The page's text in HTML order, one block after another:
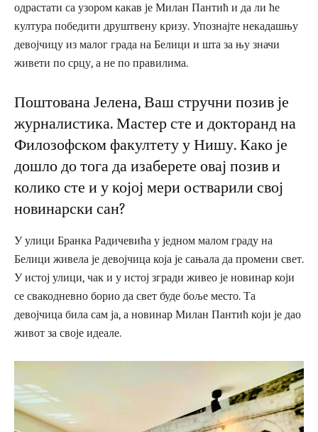
одрастати са узором какав је Милан Пантић и да ли ће
култура победити друштвену кризу. Упознајте некадашњу
девојчицу из малог града на Белици и шта за њу значи
живети по срцу, а не по правилима.
Поштована Јелена, Ваш стручни позив је
журналистика. Мастер сте и докторанд на
Филозофском факултету у Нишу. Како је
дошло до тога да изаберете овај позив и
колико сте и у којој мери остварили свој
новинарски сан?
У улици Бранка Радичевића у једном малом граду на
Белици живела је девојчица која је сањала да промени свет.
У истој улици, чак и у истој згради живео је новинар који
се свакодневно борио да свет буде боље место. Та
девојчица била сам ја, а новинар Милан Пантић који је дао
живот за своје идеале.